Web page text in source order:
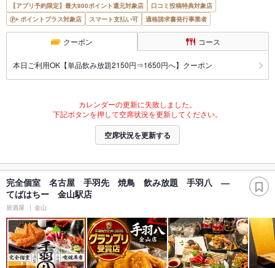
【アプリ予約限定】最大800ポイント還元対象店
口コミ投稿特典対象店
ポイントプラス対象店
スマート支払い可 適格請求書発行事業者
クーポン コース
本日ご利用OK【単品飲み放題2150円⇒1650円へ】クーポン
カレンダーの更新に失敗しました。
下記ボタンを押して空席状況を更新してください。
空席状況を更新する
完全個室 名古屋 手羽先 焼鳥 飲み放題 手羽八 ―
てばはちー 金山駅店
居酒屋 金山